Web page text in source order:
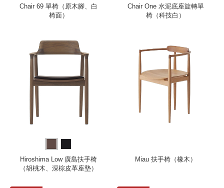
Chair 69 單椅（原木腳、白
椅面）
Chair One 水泥底座旋轉單
椅（科技白）
Hiroshima Low 廣島扶手椅
（胡桃木、深棕皮革座墊）
Miau 扶手椅（橡木）